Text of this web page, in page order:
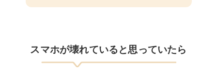
​スマホが壊れていると思っていたら